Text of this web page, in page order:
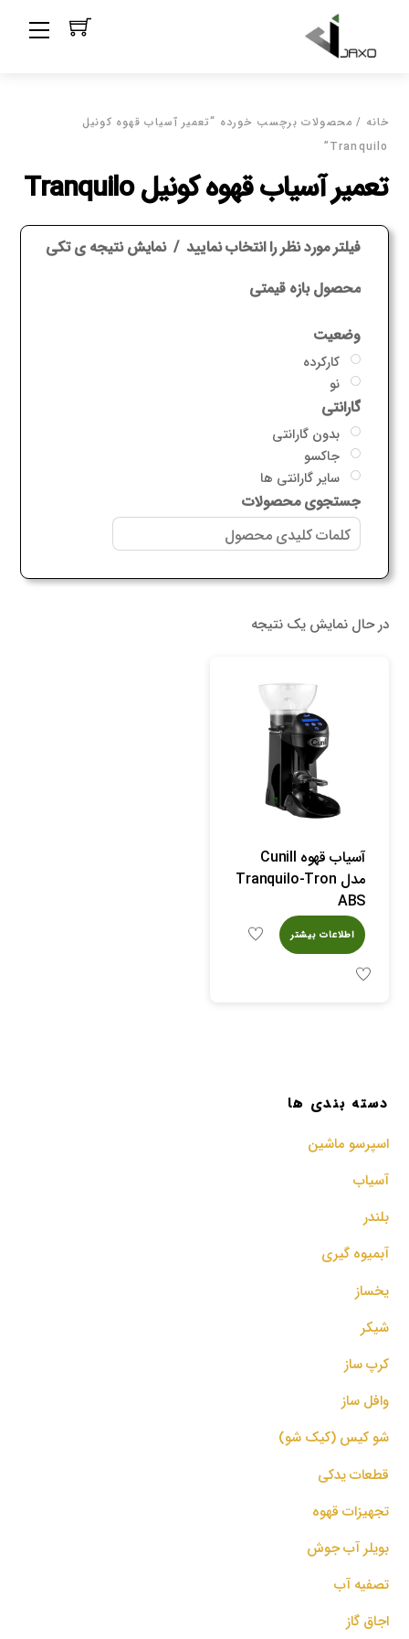
content
خانه / محصولات برچسب خورده “تعمیر آسیاب قهوه کونیل
Tranquilo”
تعمیر آسیاب قهوه کونیل Tranquilo
فیلتر مورد نظر را انتخاب نمایید نمایش نتیجه ی تکی
محصول بازه قیمتی
وضعیت
کارکرده
نو
گارانتی
بدون گارانتی
جاکسو
سایر گارانتی ها
جستجوی محصولات
در حال نمایش یک نتیجه
آسیاب قهوه Cunill
مدل Tranquilo-Tron
ABS
اطلاعات بیشتر
دسته بندی ها
اسپرسو‌ ماشین
آسیاب
بلندر
آبمیوه گیری
یخساز
شیکر
کرپ ساز
وافل ساز
شو کیس (کیک شو)
قطعات یدکی
تجهیزات قهوه
بویلر آب جوش
تصفیه آب
اجاق گاز